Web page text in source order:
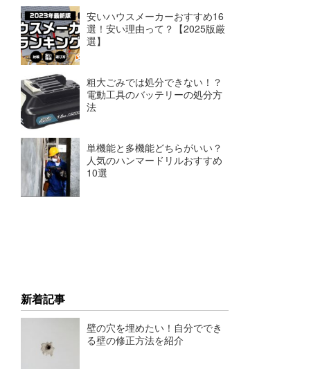
安いハウスメーカーおすすめ16
選！安い理由って？【2025版厳
選】
粗大ごみでは処分できない！？
電動工具のバッテリーの処分方
法
単機能と多機能どちらがいい？
人気のハンマードリルおすすめ
10選
新着記事
壁の穴を埋めたい！自分ででき
る壁の修正方法を紹介